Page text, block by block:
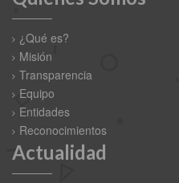
¿Qué es?
Misión
Transparencia
Equipo
Entidades
Reconocimientos
Actualidad